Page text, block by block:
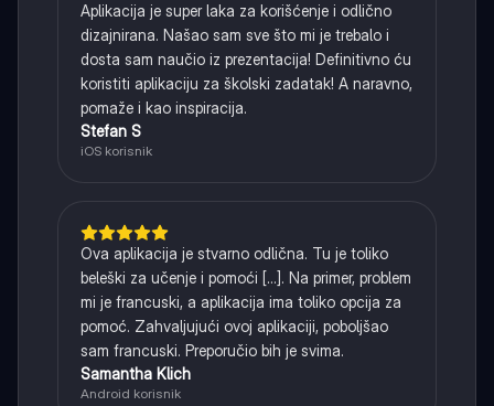
Aplikacija je super laka za korišćenje i odlično
dizajnirana. Našao sam sve što mi je trebalo i
dosta sam naučio iz prezentacija! Definitivno ću
koristiti aplikaciju za školski zadatak! A naravno,
pomaže i kao inspiracija.
Stefan S
iOS korisnik
Ova aplikacija je stvarno odlična. Tu je toliko
beleški za učenje i pomoći [...]. Na primer, problem
mi je francuski, a aplikacija ima toliko opcija za
pomoć. Zahvaljujući ovoj aplikaciji, poboljšao
sam francuski. Preporučio bih je svima.
Samantha Klich
Android korisnik